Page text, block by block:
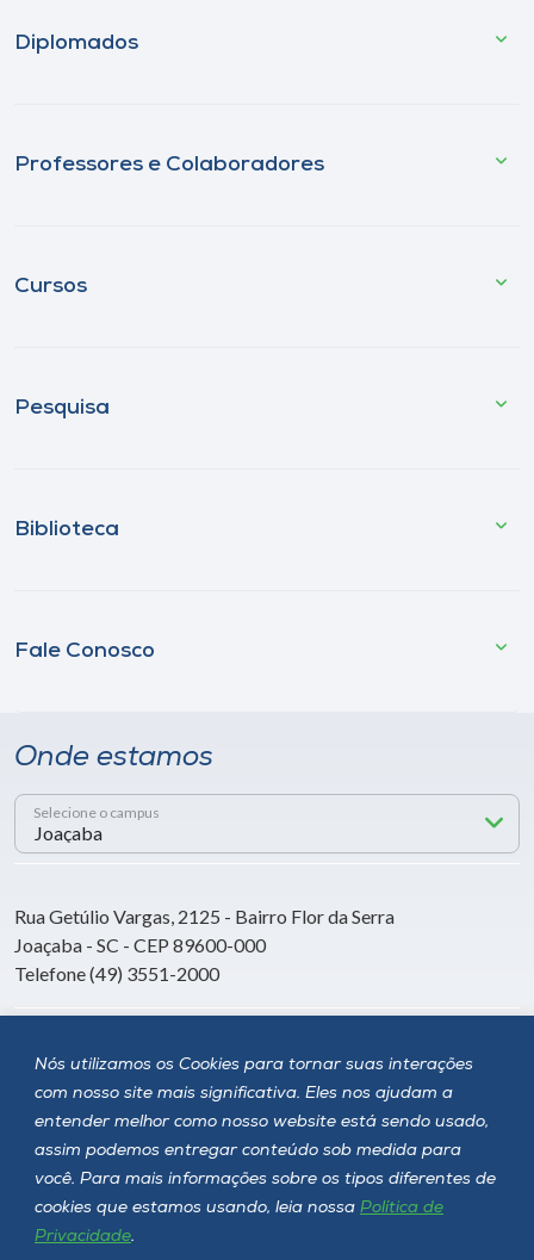
Nós utilizamos os Cookies para tornar suas interações
com nosso site mais significativa. Eles nos ajudam a
entender melhor como nosso website está sendo usado,
assim podemos entregar conteúdo sob medida para
você. Para mais informações sobre os tipos diferentes de
cookies que estamos usando, leia nossa Política de
Privacidade.
Diplomados
Professores e Colaboradores
Cursos
Pesquisa
Biblioteca
Fale Conosco
Onde estamos
Selecione o campus
Rua Getúlio Vargas, 2125 - Bairro Flor da Serra
Joaçaba - SC - CEP 89600-000
Telefone (49) 3551-2000
Siga a Unoesc